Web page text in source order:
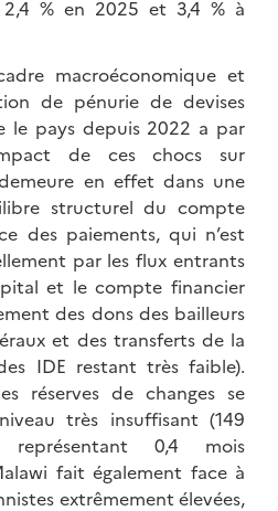
2,4 % en 2025 et 3,4 % à
macroéconomique et
de pénurie de devises
le pays depuis 2022 a par
de ces chocs sur
en effet dans une
structurel du compte
des paiements, qui n’est
par les flux entrants
et le compte financier
des dons des bailleurs
et des transferts de la
IDE restant très faible).
réserves de changes se
très insuffisant (149
0,4 mois
fait également face à
extrêmement élevées,